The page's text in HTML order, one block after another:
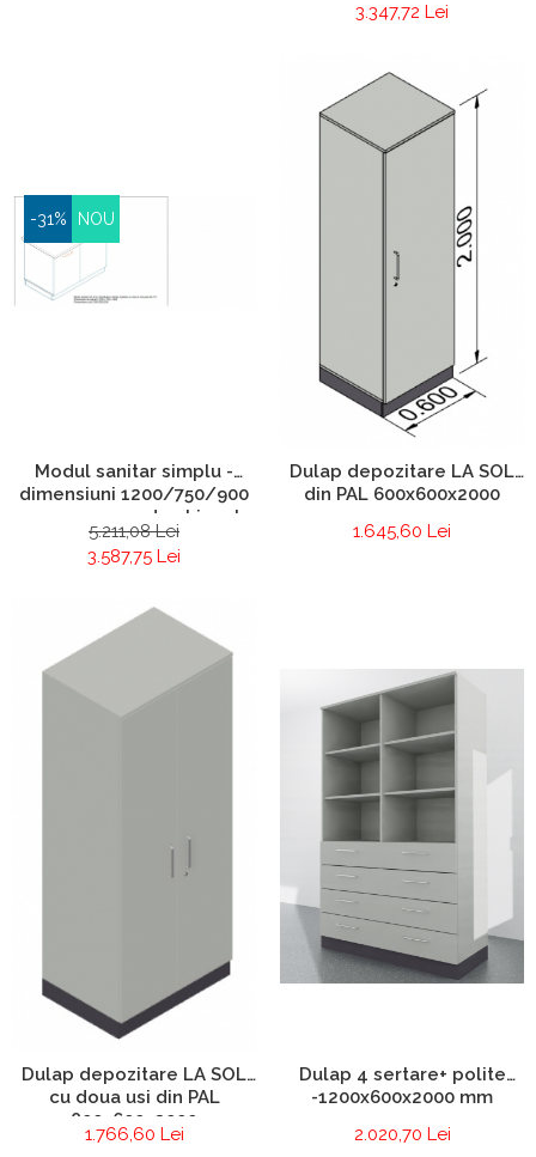
3.347,72 Lei
-31% NOU
Modul sanitar simplu -
dimensiuni 1200/750/900
mm cu masca de chiuveta
5.211,08 Lei
3.587,75 Lei
Dulap depozitare LA SOL
din PAL 600x600x2000
1.645,60 Lei
Dulap depozitare LA SOL
cu doua usi din PAL
800x600x2000
1.766,60 Lei
Dulap 4 sertare+ polite
-1200x600x2000 mm
2.020,70 Lei